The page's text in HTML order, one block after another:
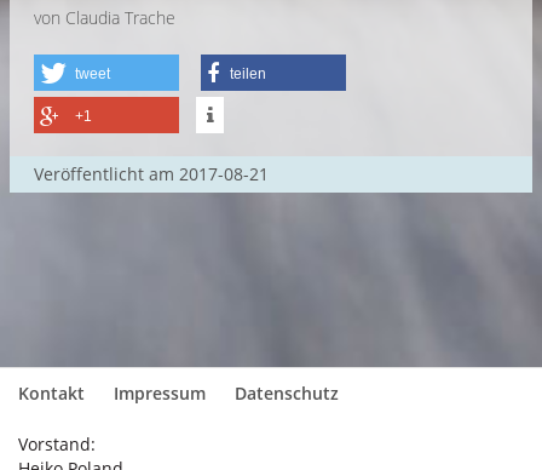
von Claudia Trache
tweet teilen
+1
Veröffentlicht am 2017-08-21
Kontakt Impressum Datenschutz
Vorstand: